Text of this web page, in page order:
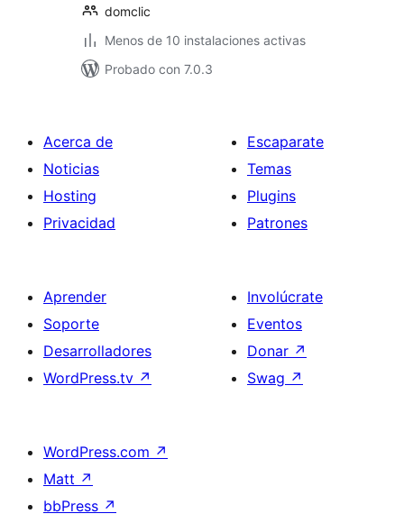
domclic
Menos de 10 instalaciones activas
Probado con 7.0.3
Acerca de
Noticias
Hosting
Privacidad
Escaparate
Temas
Plugins
Patrones
Aprender
Soporte
Desarrolladores
WordPress.tv ↗
Involúcrate
Eventos
Donar ↗
Swag ↗
WordPress.com ↗
Matt ↗
bbPress ↗